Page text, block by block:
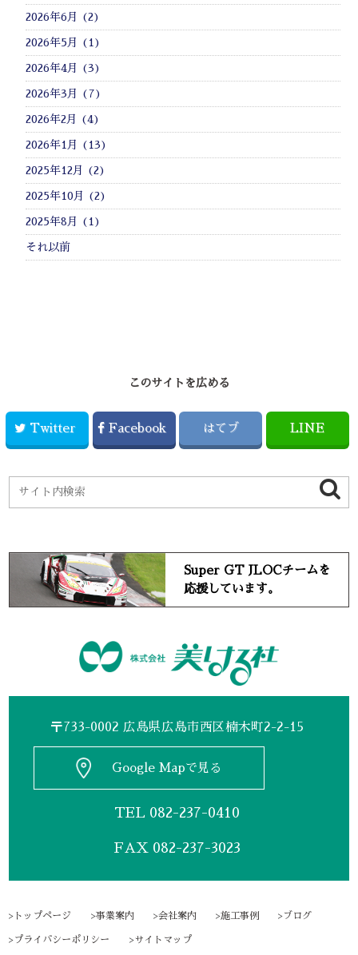
2026年6月 (2)
2026年5月 (1)
2026年4月 (3)
2026年3月 (7)
2026年2月 (4)
2026年1月 (13)
2025年12月 (2)
2025年10月 (2)
2025年8月 (1)
それ以前
このサイトを広める
Twitter Facebook はてブ LINE
Super GT JLOCチームを
応援しています。
〒733-0002 広島県広島市西区楠木町2-2-15
Google Mapで見る
TEL 082-237-0410
FAX 082-237-3023
トップページ 事業案内 会社案内 施工事例 ブログ
プライバシーポリシー サイトマップ